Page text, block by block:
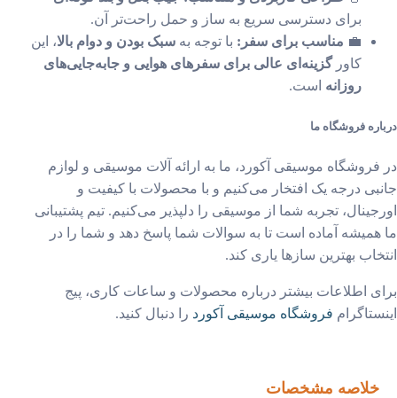
برای دسترسی سریع به ساز و حمل راحت‌تر آن.
💼مناسب برای سفر:با توجه به سبک بودن و دوام بالا ، این
کاورگزینه‌ای عالی برای سفرهای هوایی و جابه‌جایی‌های
روزانه است.
فروشگاه ما
موسیقی آکورد، ما به ارائه آلات موسیقی و لوازم
درجه یک افتخار می‌کنیم و با محصولات با کیفیت و
تجربه شما از موسیقی را دلپذیر می‌کنیم. تیم پشتیبانی
آماده است تا به سوالات شما پاسخ دهد و شما را در
بهترین سازها یاری کند.
اطلاعات بیشتر درباره محصولات و ساعات کاری، پیج
فروشگاه موسیقی آکوردرا دنبال کنید.
خلاصه مشخصات